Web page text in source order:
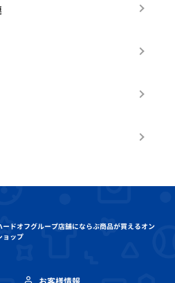
ードオフグループ店舗にならぶ商品が買えるオン
ョップ